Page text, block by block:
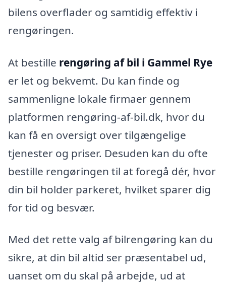
bilens overflader og samtidig effektiv i
rengøringen.
At bestille rengøring af bil i Gammel Rye
er let og bekvemt. Du kan finde og
sammenligne lokale firmaer gennem
platformen rengøring-af-bil.dk, hvor du
kan få en oversigt over tilgængelige
tjenester og priser. Desuden kan du ofte
bestille rengøringen til at foregå dér, hvor
din bil holder parkeret, hvilket sparer dig
for tid og besvær.
Med det rette valg af bilrengøring kan du
sikre, at din bil altid ser præsentabel ud,
uanset om du skal på arbejde, ud at